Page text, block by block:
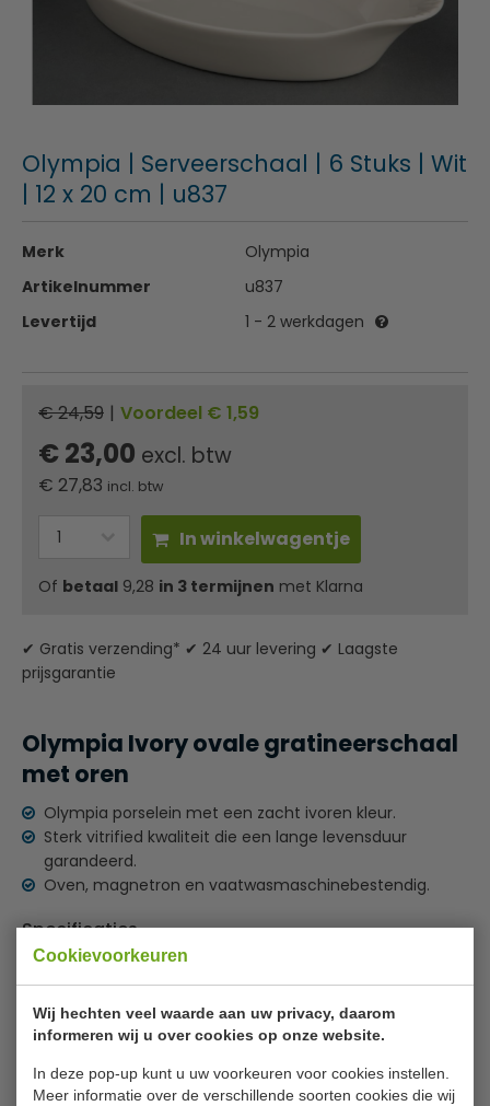
Cookievoorkeuren
Wij hechten veel waarde aan uw privacy, daarom
informeren wij u over cookies op onze website.
In deze pop-up kunt u uw voorkeuren voor cookies instellen.
Meer informatie over de verschillende soorten cookies die wij
Olympia | Serveerschaal | 6 Stuks | Wit
| 12 x 20 cm | u837
Merk
Olympia
Artikelnummer
u837
Levertijd
1 - 2 werkdagen
€ 24,59 | Voordeel € 1,59
€ 23,00 excl. btw
€ 27,83 incl. btw
In winkelwagentje
Of betaal 9,28 in 3 termijnen met Klarna
✔ Gratis verzending* ✔ 24 uur levering ✔ Laagste
prijsgarantie
Olympia Ivory ovale gratineerschaal
met oren
Olympia porselein met een zacht ivoren kleur.
Sterk vitrified kwaliteit die een lange levensduur
garandeerd.
Oven, magnetron en vaatwasmaschinebestendig.
Specificaties
Model
U 837
Maten
12 x 20.5 cm
Kleur
Wit